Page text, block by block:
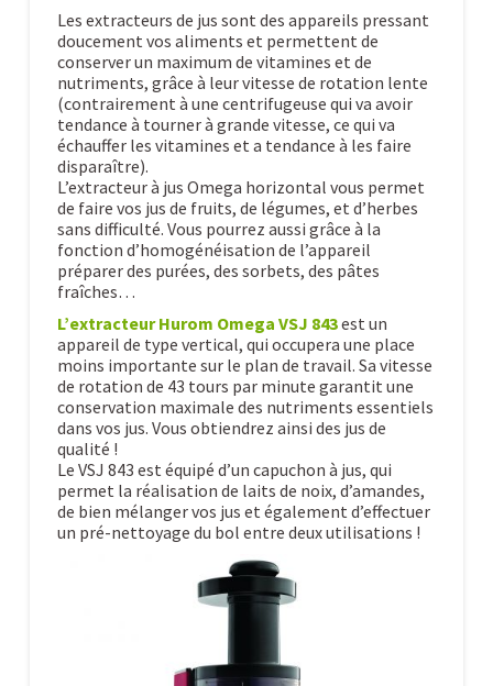
Les extracteurs de jus sont des appareils pressant
doucement vos aliments et permettent de
conserver un maximum de vitamines et de
nutriments, grâce à leur vitesse de rotation lente
(contrairement à une centrifugeuse qui va avoir
tendance à tourner à grande vitesse, ce qui va
échauffer les vitamines et a tendance à les faire
disparaître).
L’extracteur à jus Omega horizontal vous permet
de faire vos jus de fruits, de légumes, et d’herbes
sans difficulté. Vous pourrez aussi grâce à la
fonction d’homogénéisation de l’appareil
préparer des purées, des sorbets, des pâtes
fraîches…
L’extracteur Hurom Omega VSJ 843est un
appareil de type vertical, qui occupera une place
moins importante sur le plan de travail. Sa vitesse
de rotation de 43 tours par minute garantit une
conservation maximale des nutriments essentiels
dans vos jus. Vous obtiendrez ainsi des jus de
qualité !
Le VSJ 843 est équipé d’un capuchon à jus, qui
permet la réalisation de laits de noix, d’amandes,
de bien mélanger vos jus et également d’effectuer
un pré-nettoyage du bol entre deux utilisations !